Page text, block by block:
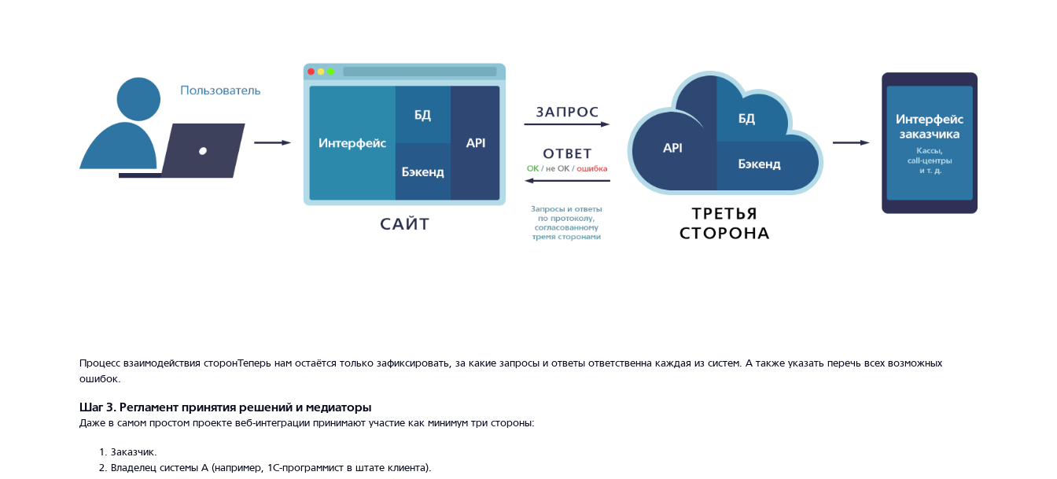
Процесс взаимодействия сторонТеперь нам остаётся только зафиксировать, за какие запросы и ответы ответственна каждая из систем. А также указать перечь всех возможных
ошибок.
Шаг 3. Регламент принятия решений и медиаторы
Даже в самом простом проекте веб-интеграции принимают участие как минимум три стороны:
Заказчик.
Владелец системы А (например, 1С-программист в штате клиента).